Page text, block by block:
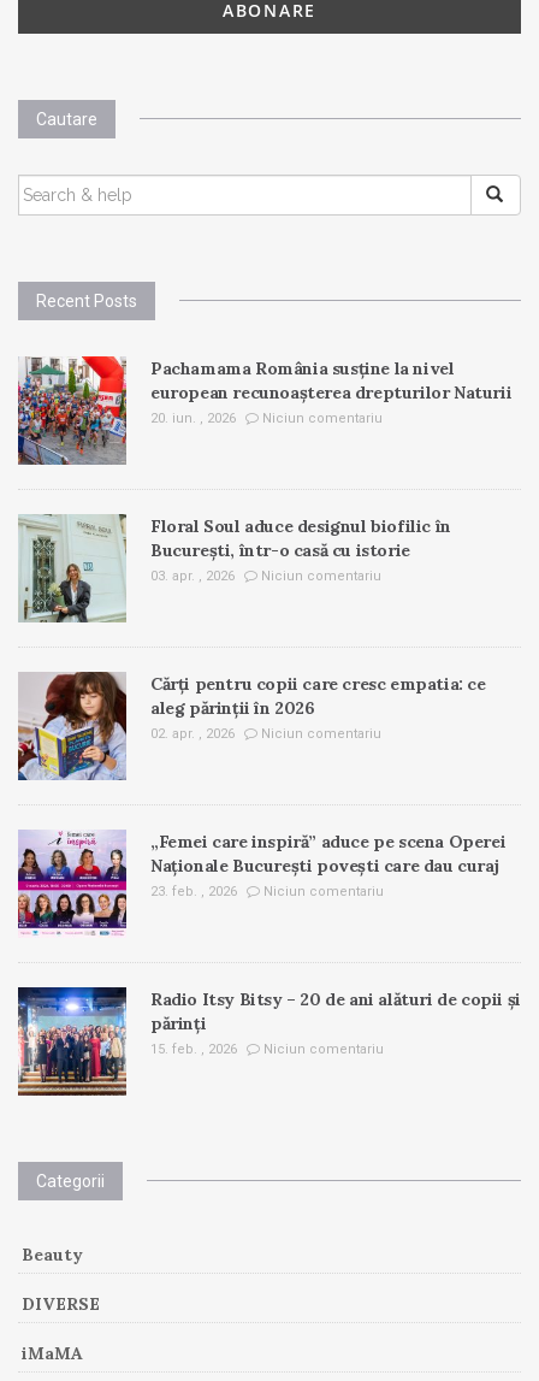
Cautare
SEARCH
FOR:
Recent Posts
Pachamama România susține la nivel
european recunoașterea drepturilor Naturii
20. iun. , 2026 Niciun comentariu
Floral Soul aduce designul biofilic în
București, într-o casă cu istorie
03. apr. , 2026 Niciun comentariu
Cărți pentru copii care cresc empatia: ce
aleg părinții în 2026
02. apr. , 2026 Niciun comentariu
„Femei care inspiră” aduce pe scena Operei
Naționale București povești care dau curaj
23. feb. , 2026 Niciun comentariu
Radio Itsy Bitsy – 20 de ani alături de copii și
părinți
15. feb. , 2026 Niciun comentariu
Categorii
Beauty
DIVERSE
iMaMA